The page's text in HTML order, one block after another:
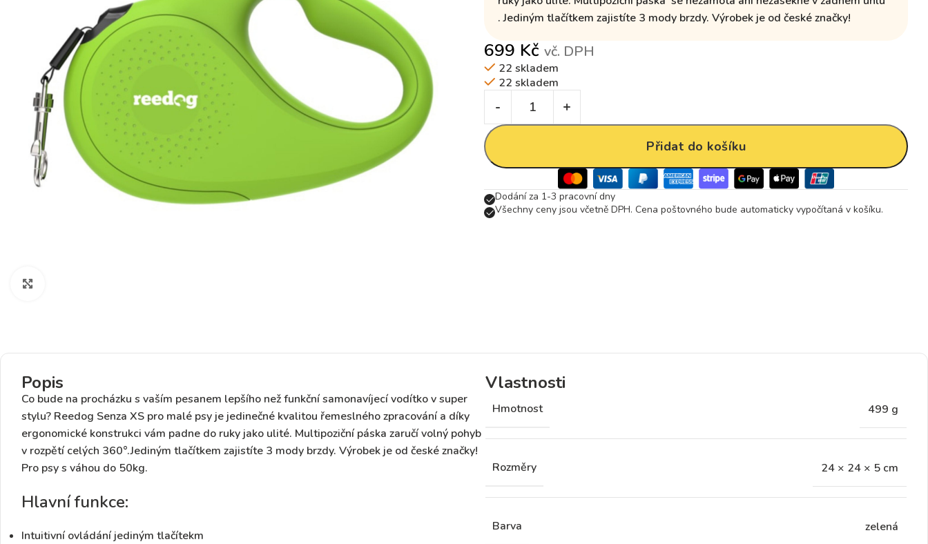
.Jediným tlačítkem zajistíte 3 mody brzdy. Výrobek je od české značky!
699 Kč vč. DPH
22 skladem
22 skladem
Přidat do košíku
Dodání za 1-3 pracovní dny
Všechny ceny jsou včetně DPH. Cena poštovného bude automaticky vypočítaná v košíku.
Popis
Co bude na procházku s vaším pesanem lepšího nežfunkční samonavíjecí vodítkov super
stylu? Reedog Senza XS pro malé psy je jedinečné kvalitou řemeslného zpracování a díky
ergonomické konstrukci vám padne do ruky jako ulité. Multipozičnípáska zaručí volný pohyb
v rozpětí celých 360°.Jediným tlačítkem zajistíte 3 mody brzdy. Výrobek je od české značky!
Pro psy s váhou do 50kg.
Hlavní funkce:
Intuitivní ovládání jediným tlačítekm
Vlastnosti
Hmotnost 499 g
Rozměry 24 × 24 × 5 cm
Barva zelená